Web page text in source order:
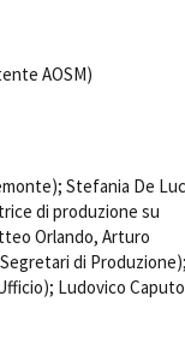
AOSM)
Stefania De
di produzione su
Orlando, Arturo
di Produzione);
Ludovico Caputo